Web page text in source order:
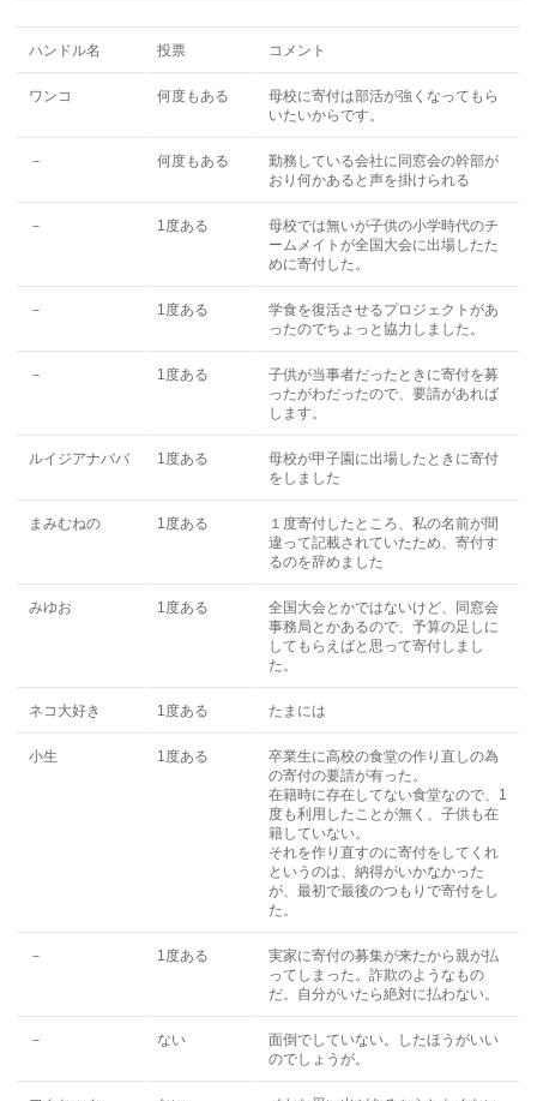
ハンドル名 投票 コメント
ワンコ 何度もある
母校に寄付は部活が強くなってもら
いたいからです。
－ 何度もある
勤務している会社に同窓会の幹部が
おり何かあると声を掛けられる
－ 1度ある
母校では無いが子供の小学時代のチ
ームメイトが全国大会に出場したた
めに寄付した。
－ 1度ある
学食を復活させるプロジェクトがあ
ったのでちょっと協力しました。
－ 1度ある
子供が当事者だったときに寄付を募
ったがわだったので、要請があれば
します。
ルイジアナババ 1度ある
母校が甲子園に出場したときに寄付
をしました
まみむねの 1度ある
１度寄付したところ、私の名前が間
違って記載されていたため、寄付す
るのを辞めました
みゆお 1度ある
全国大会とかではないけど、同窓会
事務局とかあるので、予算の足しに
してもらえばと思って寄付しまし
た。
ネコ大好き 1度ある たまには
小生 1度ある
卒業生に高校の食堂の作り直しの為
の寄付の要請が有った。
在籍時に存在してない食堂なので、1
度も利用したことが無く、子供も在
籍していない。
それを作り直すのに寄付をしてくれ
というのは、納得がいかなかった
が、最初で最後のつもりで寄付をし
た。
－ 1度ある
実家に寄付の募集が来たから親が払
ってしまった。詐欺のようなもの
だ。自分がいたら絶対に払わない。
－ ない
面倒でしていない。したほうがいい
のでしょうが。